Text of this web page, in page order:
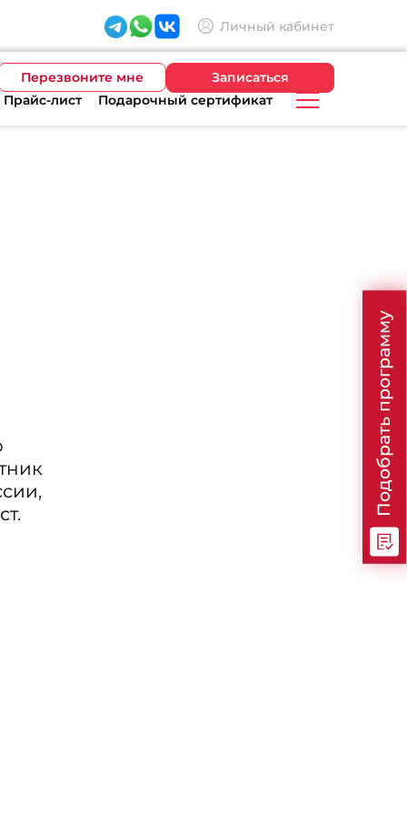
Подобрать программу
Личный кабинет
Перезвоните мне
Записаться
Прайс-лист
Подарочный сертификат